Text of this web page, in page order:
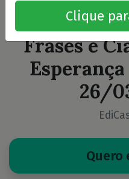
Frases e
26/
Quero
Clique